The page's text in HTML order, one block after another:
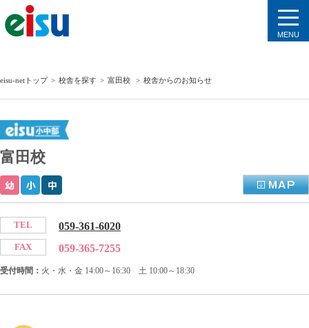
MENU
eisu-netトップ > 校舎を探す > 富田校 > 校舎からのお知らせ
富田校
TEL 059-361-6020
FAX 059-365-7255
受付時間： 火・水・金 14:00～16:30 土 10:00～18:30